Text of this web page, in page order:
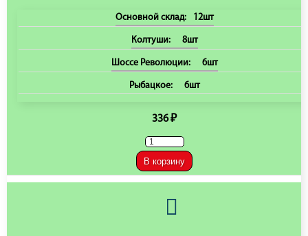
Основной склад: 12шт
Колтуши: 8шт
Шоссе Революции: 6шт
Рыбацкое: 6шт
336 ₽
В корзину